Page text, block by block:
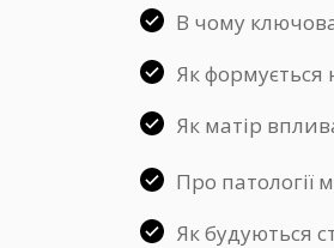
В чому
Як формується
Як матір
Про патології
Як будуються